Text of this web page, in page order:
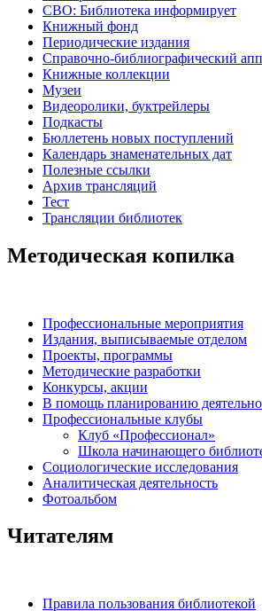
СВО: Библиотека информирует
Книжный фонд
Периодические издания
Справочно-библиографический
Книжные коллекции
Музеи
Видеоролики, буктрейлеры
Подкасты
Бюллетень новых поступлений
Календарь знаменательных дат
Полезные ссылки
Архив трансляций
Тест
Трансляции библиотек
Методическая копилка
Профессиональные мероприятия
Издания, выписываемые отделом
Проекты, программы
Методические разработки
Конкурсы, акции
В помощь планированию
Профессиональные клубы
Клуб «Профессионал»
Школа начинающего
Социологические исследования
Аналитическая деятельность
Фотоальбом
Читателям
Правила пользования библиотекой